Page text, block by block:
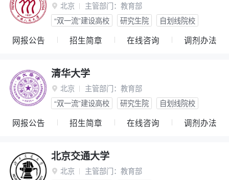
 北京 主管部门： 教育部
“双一流”建设高校
研究生院 自划线院校
网报公告 招生简章 在线咨询 调剂办法
清华大学
 北京 主管部门： 教育部
“双一流”建设高校
研究生院 自划线院校
网报公告 招生简章 在线咨询 调剂办法
北京交通大学
 北京 主管部门： 教育部